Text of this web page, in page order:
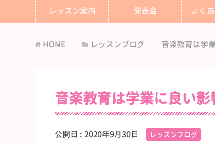
レッスン案内 発表会 よく
HOME レッスンブログ 音楽教育は学
音楽教育は学業に良い
公開日 : 2020年9月30日 レッスンブログ